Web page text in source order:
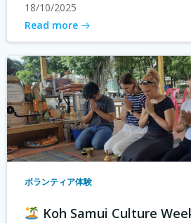
18/10/2025
Read more
ボランティア体験
Koh Samui Culture